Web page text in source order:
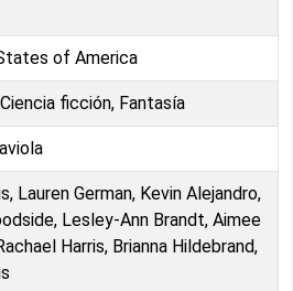
of America
ficción, Fantasía
Lauren German, Kevin Alejandro,
Lesley-Ann Brandt, Aimee
Harris, Brianna Hildebrand,